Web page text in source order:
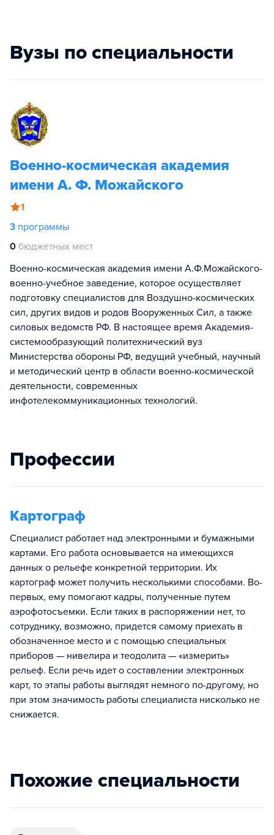
Вузы по специальности
Военно-космическая академия
имени А. Ф. Можайского
1
3 программы
0 бюджетных мест
Военно-космическая академия имени А.Ф.Можайского-
военно-учебное заведение, которое осуществляет
подготовку специалистов для Воздушно-космических
сил, других видов и родов Вооруженных Сил, а также
силовых ведомств РФ. В настоящее время Академия-
системообразующий политехнический вуз
Министерства обороны РФ, ведущий учебный, научный
и методический центр в области военно-космической
деятельности, современных
инфотелекоммуникационных технологий.
Профессии
Картограф
Специалист работает над электронными и бумажными
картами. Его работа основывается на имеющихся
данных о рельефе конкретной территории. Их
картограф может получить несколькими способами. Во-
первых, ему помогают кадры, полученные путем
аэрофотосъемки. Если таких в распоряжении нет, то
сотруднику, возможно, придется самому приехать в
обозначенное место и с помощью специальных
приборов — нивелира и теодолита — «измерить»
рельеф. Если речь идет о составлении электронных
карт, то этапы работы выглядят немного по-другому, но
при этом значимость работы специалиста нисколько не
снижается.
Похожие специальности